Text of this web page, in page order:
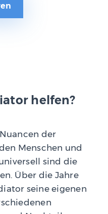
helfen?
der
Menschen und
sind die
Über die Jahre
seine eigenen